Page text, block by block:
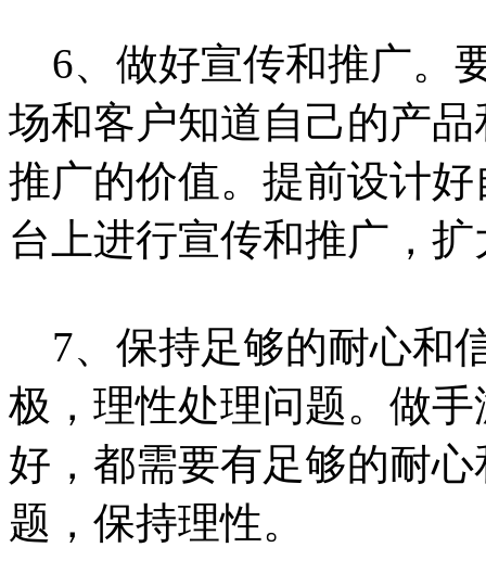
6、做好宣传和推广。
场和客户知道自己的产
推广的价值。提前设计
台上进行宣传和推广，
7、保持足够的耐心和
极，理性处理问题。做
好，都需要有足够的耐
题，保持理性。